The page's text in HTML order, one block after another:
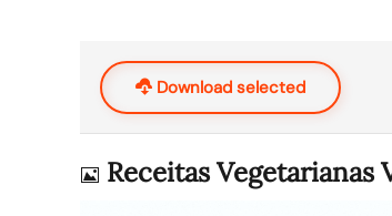
Download selected
Imagem
Receitas Vegetarianas